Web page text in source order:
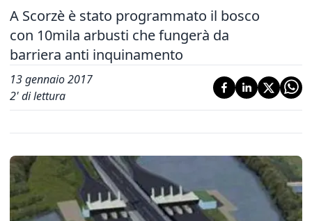
A Scorzè è stato programmato il bosco
con 10mila arbusti che fungerà da
barriera anti inquinamento
13 gennaio 2017
2' di lettura